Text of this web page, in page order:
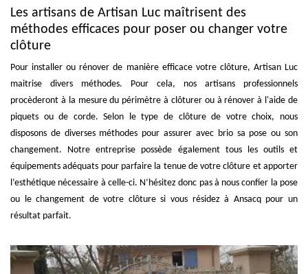
Les artisans de Artisan Luc maîtrisent des
méthodes efficaces pour poser ou changer votre
clôture
Pour installer ou rénover de manière efficace votre clôture, Artisan Luc
maitrise divers méthodes. Pour cela, nos artisans professionnels
procèderont à la mesure du périmètre à clôturer ou à rénover à l'aide de
piquets ou de corde. Selon le type de clôture de votre choix, nous
disposons de diverses méthodes pour assurer avec brio sa pose ou son
changement. Notre entreprise possède également tous les outils et
équipements adéquats pour parfaire la tenue de votre clôture et apporter
l’esthétique nécessaire à celle-ci. N’hésitez donc pas à nous confier la pose
ou le changement de votre clôture si vous résidez à Ansacq pour un
résultat parfait.